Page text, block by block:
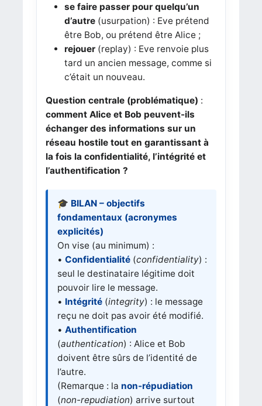
se faire passer pour quelqu’un
d’autre(usurpation) : Eve prétend
être Bob, ou prétend être Alice ;
rejouer(replay) : Eve renvoie plus
tard un ancien message, comme si
c’était un nouveau.
Question centrale (problématique) :
comment Alice et Bob peuvent-ils
échanger des informations sur un
réseau hostile tout en garantissant à
la fois la confidentialité, l’intégrité et
l’authentification ?
🎓 BILAN – objectifs
fondamentaux (acronymes
explicités)
On vise (au minimum) :
• Confidentialité(confidentiality) :
seul le destinataire légitime doit
pouvoir lire le message.
• Intégrité(integrity) : le message
reçu ne doit pas avoir été modifié.
• Authentification
(authentication) : Alice et Bob
doivent être sûrs de l’identité de
l’autre.
(Remarque : la non-répudiation
(non-repudiation) arrive surtout